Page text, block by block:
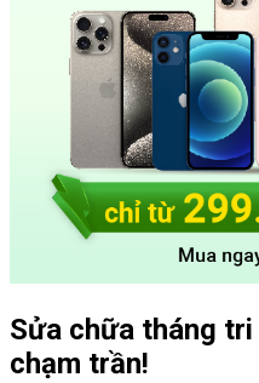
Sửa chữa tháng tri
chạm trần!